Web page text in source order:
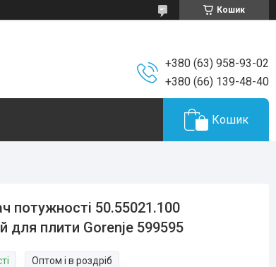
Кошик
+380 (63) 958-93-02
+380 (66) 139-48-40
Кошик
потужності 50.55021.100
для плити Gorenje 599595
Оптом і в роздріб